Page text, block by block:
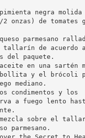
negra molida
onzas) de tomates
parmesano
tallarín de acuerdo
del paquete.
en una sartén
y el brócoli
mediano.
condimentos y los
a fuego lento
sobre el
parmesano.
the Secret to